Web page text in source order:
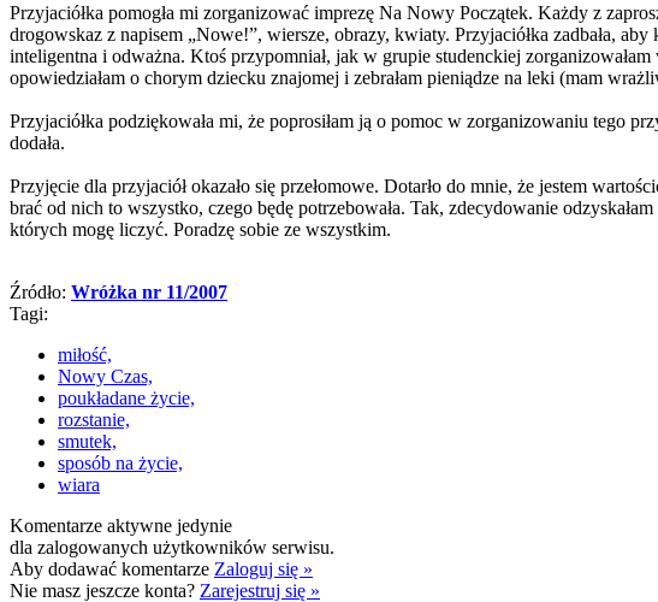
Przyjaciółka pomogła mi zorganizować imprezę Na Nowy Początek. Każdy z
drogowskaz z napisem „Nowe!”, wiersze, obrazy, kwiaty. Przyjaciółka zadbała,
inteligentna i odważna. Ktoś przypomniał, jak w grupie studenckiej
opowiedziałam o chorym dziecku znajomej i zebrałam pieniądze na leki (mam
Przyjaciółka podziękowała mi, że poprosiłam ją o pomoc w zorganizowaniu tego
dodała.
Przyjęcie dla przyjaciół okazało się przełomowe. Dotarło do mnie, że jestem
brać od nich to wszystko, czego będę potrzebowała. Tak, zdecydowanie
których mogę liczyć. Poradzę sobie ze wszystkim.
Źródło: Wróżka nr 11/2007
Tagi:
miłość,
Nowy Czas,
poukładane życie,
rozstanie,
smutek,
sposób na życie,
wiara
Komentarze aktywne jedynie
dla zalogowanych użytkowników serwisu.
Aby dodawać komentarze Zaloguj się »
Nie masz jeszcze konta? Zarejestruj się »